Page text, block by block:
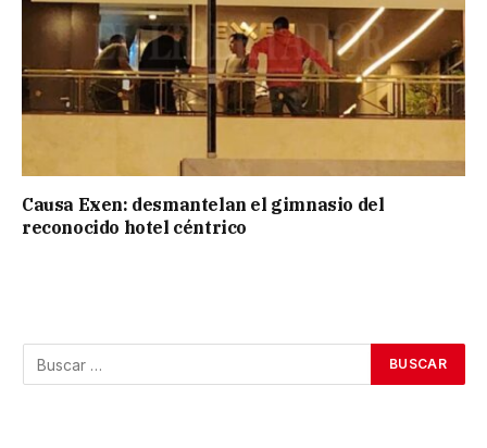
Causa Exen: desmantelan el gimnasio del
reconocido hotel céntrico